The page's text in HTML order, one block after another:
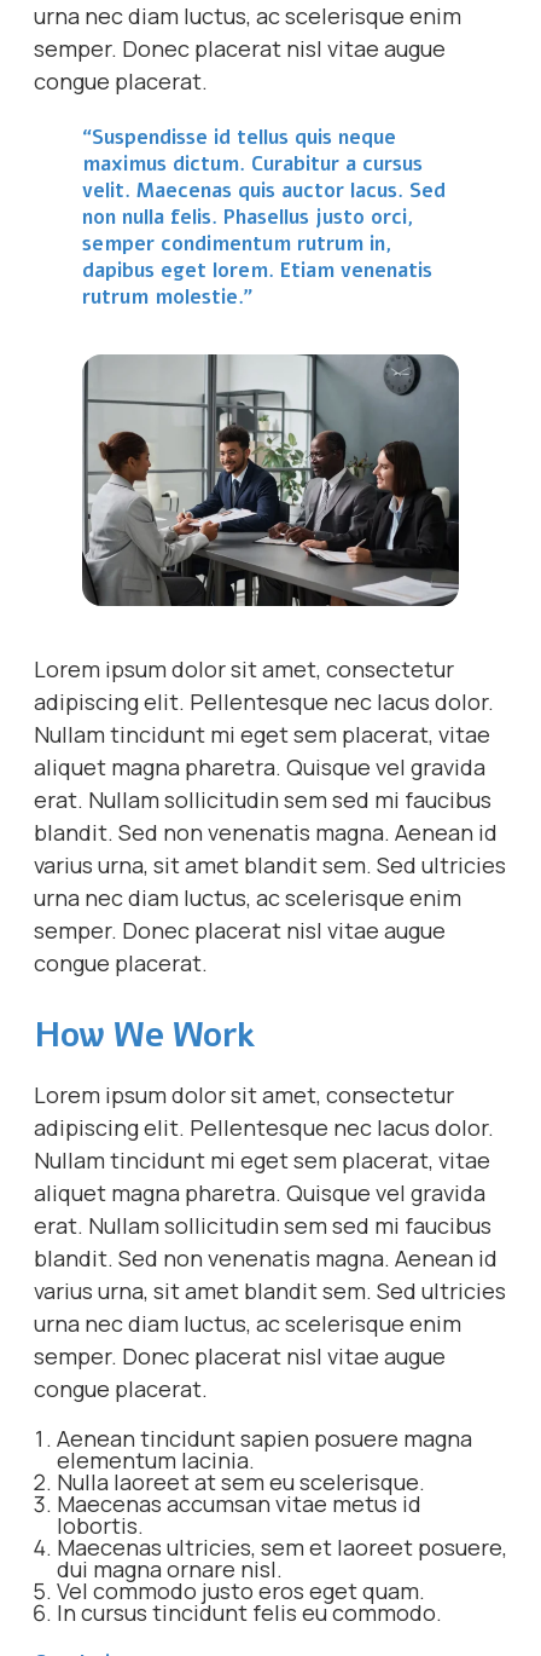
urna nec diam luctus, ac scelerisque enim
semper. Donec placerat nisl vitae augue
congue placerat.
“Suspendisse id tellus quis neque
maximus dictum. Curabitur a cursus
velit. Maecenas quis auctor lacus. Sed
non nulla felis. Phasellus justo orci,
semper condimentum rutrum in,
dapibus eget lorem. Etiam venenatis
rutrum molestie.”
Lorem ipsum dolor sit amet, consectetur
adipiscing elit. Pellentesque nec lacus dolor.
Nullam tincidunt mi eget sem placerat, vitae
aliquet magna pharetra. Quisque vel gravida
erat. Nullam sollicitudin sem sed mi faucibus
blandit. Sed non venenatis magna. Aenean id
varius urna, sit amet blandit sem. Sed ultricies
urna nec diam luctus, ac scelerisque enim
semper. Donec placerat nisl vitae augue
congue placerat.
How We Work
Lorem ipsum dolor sit amet, consectetur
adipiscing elit. Pellentesque nec lacus dolor.
Nullam tincidunt mi eget sem placerat, vitae
aliquet magna pharetra. Quisque vel gravida
erat. Nullam sollicitudin sem sed mi faucibus
blandit. Sed non venenatis magna. Aenean id
varius urna, sit amet blandit sem. Sed ultricies
urna nec diam luctus, ac scelerisque enim
semper. Donec placerat nisl vitae augue
congue placerat.
Aenean tincidunt sapien posuere magna
elementum lacinia.
Nulla laoreet at sem eu scelerisque.
Maecenas accumsan vitae metus id
lobortis.
Maecenas ultricies, sem et laoreet posuere,
dui magna ornare nisl.
Vel commodo justo eros eget quam.
In cursus tincidunt felis eu commodo.